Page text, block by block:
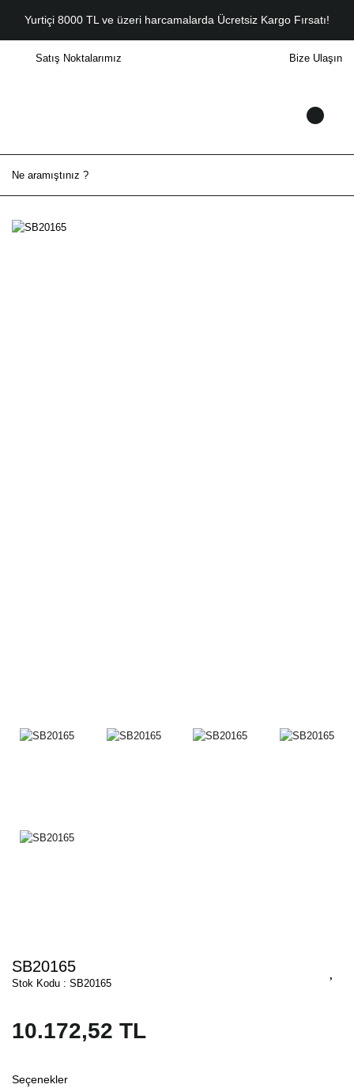
Yurtiçi 8000 TL ve üzeri harcamalarda Ücretsiz Kargo Fırsatı!
Satış Noktalarımız Bize Ulaşın
SB20165
Stok Kodu : SB20165
10.172,52 TL
Seçenekler